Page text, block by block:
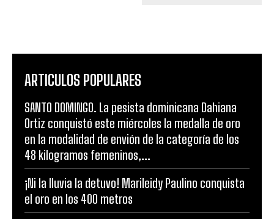
ARTICULOS POPULARES
SANTO DOMINGO. La pesista dominicana Dahiana
Ortiz conquistó este miércoles la medalla de oro
en la modalidad de envión de la categoría de los
48 kilogramos femeninos,...
¡Ni la lluvia la detuvo! Marileidy Paulino conquista
el oro en los 400 metros